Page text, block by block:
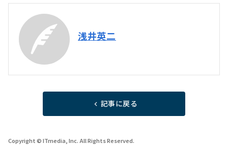
浅井英二
記事に戻る
Copyright © ITmedia, Inc. All Rights Reserved.